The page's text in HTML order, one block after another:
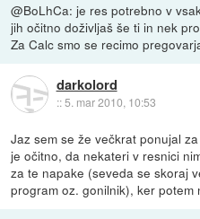
@BoLhCa: je res potrebno v
jih očitno doživljaš še ti in nek
Za Calc smo se recimo
darkolord
::5. mar 2010, 10:53
Jaz sem se že večkrat ponujal
je očitno, da nekateri v resnici
za te napake (seveda se skoraj
program oz. gonilnik), ker potem